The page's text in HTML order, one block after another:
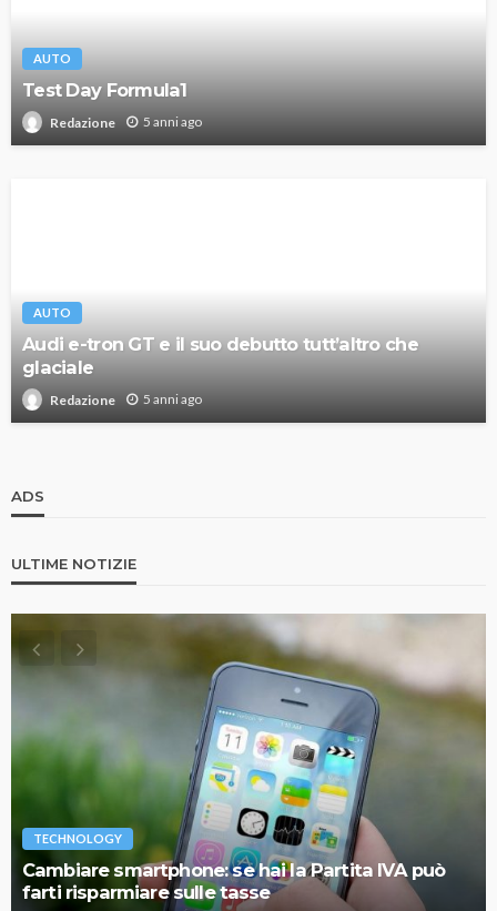
AUTO
Test Day Formula1
Redazione 5 anni ago
AUTO
Audi e-tron GT e il suo debutto tutt’altro che
glaciale
Redazione 5 anni ago
ADS
ULTIME NOTIZIE
TECHNOLOGY
Cambiare smartphone: se hai la Partita IVA può
farti risparmiare sulle tasse